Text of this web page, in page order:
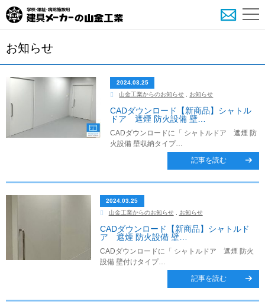
お知らせ
2024.03.25
山金工業からのお知らせ
お知らせ
CADダウンロード【新商品】シャトル
ドア 遮煙 防火設備 壁…
CADダウンロードに「 シャトルドア 遮煙 防
火設備 壁収納タイプ…
記事を読む
2024.03.25
山金工業からのお知らせ, お知らせ
CADダウンロード【新商品】シャトルド
ア 遮煙 防火設備 壁…
CADダウンロードに「 シャトルドア 遮煙 防火
設備 壁付けタイプ…
記事を読む